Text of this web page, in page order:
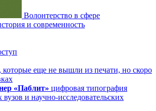
Волонтерство в сфере
и современность
которые еще не вышли из печати, но скоро
«Паблит» цифровая типография
и научно-исследовательских